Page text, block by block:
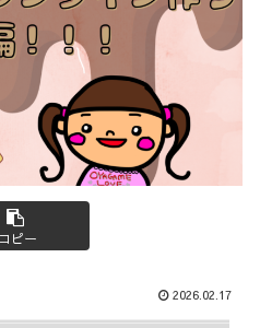
コピー
2026.02.17